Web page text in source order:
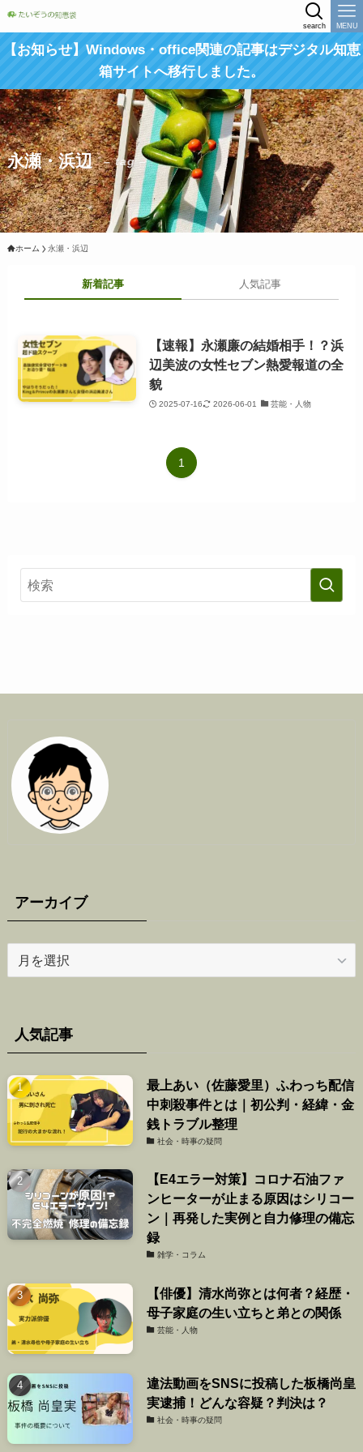
search MENU
【お知らせ】Windows・office関連の記事はデジタル知恵
箱サイトへ移行しました。
永瀬・浜辺 – tag –
ホーム 永瀬・浜辺
新着記事 人気記事
【速報】永瀬廉の結婚相手！？浜
辺美波の女性セブン熱愛報道の全
貌
2025-07-16 2026-06-01 芸能・人物
1
アーカイブ
ブ人気記事
最上あい（佐藤愛里）ふわっち配信
中刺殺事件とは｜初公判・経緯・金
銭トラブル整理
社会・時事の疑問
【E4エラー対策】コロナ石油ファ
ンヒーターが止まる原因はシリコー
ン｜再発した実例と自力修理の備忘
録
雑学・コラム
【俳優】清水尚弥とは何者？経歴・
母子家庭の生い立ちと弟との関係
芸能・人物
違法動画をSNSに投稿した板橋尚皇
実逮捕！どんな容疑？判決は？
社会・時事の疑問